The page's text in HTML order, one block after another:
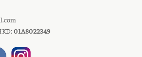
01A8022349